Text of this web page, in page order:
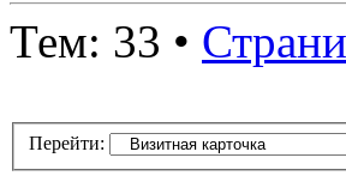
Тем: 33 •
Перейти: